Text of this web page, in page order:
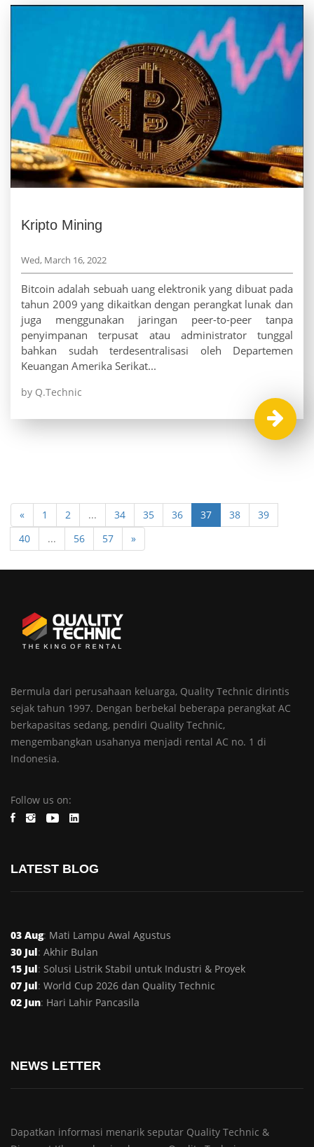
Kripto Mining
Wed, March 16, 2022
Bitcoin adalah sebuah uang elektronik yang dibuat pada
tahun 2009 yang dikaitkan dengan perangkat lunak dan
juga menggunakan jaringan peer-to-peer tanpa
penyimpanan terpusat atau administrator tunggal
bahkan sudah terdesentralisasi oleh Departemen
Keuangan Amerika Serikat...
by Q.Technic
« 1 2 ... 34 35 36 37 38
39
40
... 56 57 »
Bermula dari perusahaan keluarga, Quality Technic dirintis
sejak tahun 1997. Dengan berbekal beberapa perangkat AC
berkapasitas sedang, pendiri Quality Technic,
mengembangkan usahanya menjadi rental AC no. 1 di
Indonesia.
Follow us on:
LATEST BLOG
03 Aug: Mati Lampu Awal Agustus
30 Jul: Akhir Bulan
15 Jul: Solusi Listrik Stabil untuk Industri & Proyek
07 Jul: World Cup 2026 dan Quality Technic
02 Jun: Hari Lahir Pancasila
NEWS LETTER
Dapatkan informasi menarik seputar Quality Technic &